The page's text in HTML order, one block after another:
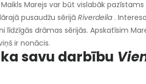
Marejs var būt vislabāk
pusaudžu sērijā Riverdeila .
līdzīgās drāmas sērijās. Apskatīsim
ir nonācis.
savu darbību